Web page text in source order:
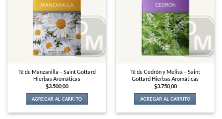
Té de Manzanilla – Saint Gottard
Hierbas Aromáticas
$3.500,00
AGREGAR AL CARRITO
Té de Cedrón y Melisa – Saint
Gottard Hierbas Aromáticas
$3.750,00
AGREGAR AL CARRITO